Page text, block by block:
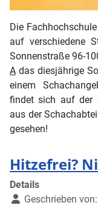
Die
auf verschiedene
Sonnenstraße 96-
A das diesjährige
einem
findet sich auf der
aus der
gesehen!
Hitzefrei?
Details
Geschrieben von: